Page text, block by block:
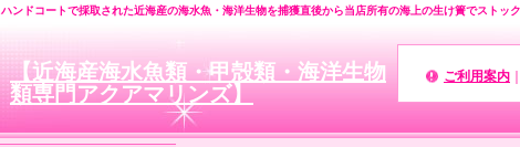
ハンドコートで採取された近海産の海水魚・海洋生物を捕獲直後から当店所有の海上の生け簀でストッ
【近海産海水魚類・甲殻類・海洋生物
類専門アクアマリンズ】
ご利用案内